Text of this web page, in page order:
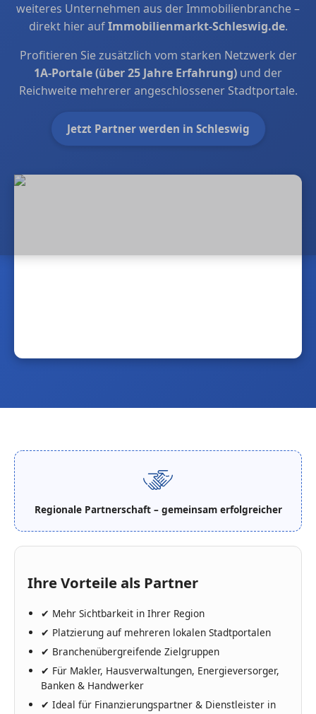
weiteres Unternehmen aus der Immobilienbranche –
direkt hier aufImmobilienmarkt-Schleswig.de.
Profitieren Sie zusätzlich vom starken Netzwerk der
1A-Portale (über 25 Jahre Erfahrung) und der
Reichweite mehrerer angeschlossener Stadtportale.
Jetzt Partner werden in Schleswig
Regionale Partnerschaft – gemeinsam erfolgreicher
Ihre Vorteile als Partner
✔ Mehr Sichtbarkeit in Ihrer Region
✔ Platzierung auf mehreren lokalen Stadtportalen
✔ Branchenübergreifende Zielgruppen
✔ Für Makler, Hausverwaltungen, Energieversorger,
Banken & Handwerker
✔Ideal für Finanzierungspartner & Dienstleister in